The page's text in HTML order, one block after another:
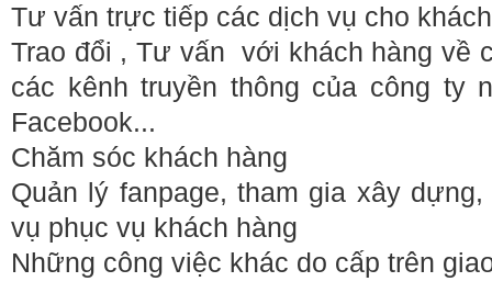
Tư vấn trực tiếp các dịch vụ cho
Trao đổi , Tư vấn với khách hàng về
các kênh truyền thông của công ty
Facebook...
Chăm sóc khách hàng
Quản lý fanpage, tham gia xây
vụ phục vụ khách hàng
Những công việc khác do cấp trên